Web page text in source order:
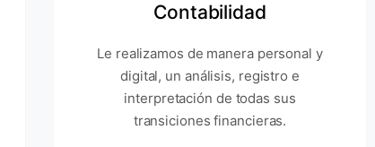
Contabilidad
Le realizamos de manera personal y
digital, un análisis, registro e
interpretación de todas sus
transiciones financieras.